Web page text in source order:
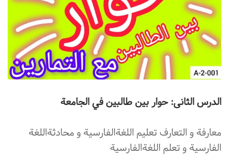
الدرس الثانی: حوار بين طالبين في الجامعة
معارفة و التعارف تعليم اللغةالفارسية و محادثةاللغة
الفارسية و تعلم اللغةالفارسية